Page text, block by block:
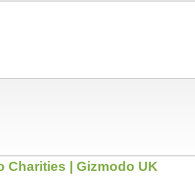
Charities | Gizmodo UK